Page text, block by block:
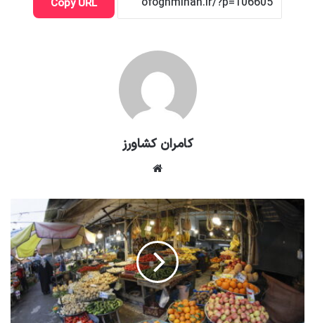
Copy URL
کامران کشاورز